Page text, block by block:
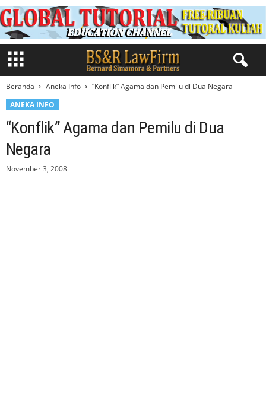
Beranda Aneka Info
“Konflik” Agama dan Pemilu di Dua Negara
ANEKA INFO
“Konflik” Agama dan Pemilu di Dua
Negara
November 3, 2008